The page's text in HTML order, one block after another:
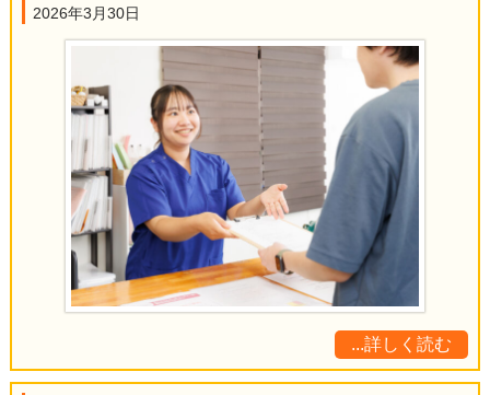
2026年3月30日
...詳しく読む